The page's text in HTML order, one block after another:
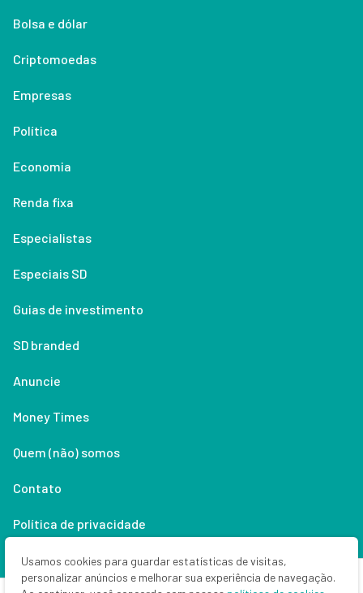
Bolsa e dólar
Criptomoedas
Empresas
Política
Economia
Renda fixa
Especialistas
Especiais SD
Guias de investimento
SD branded
Anuncie
Money Times
Quem (não) somos
Contato
Política de privacidade
Lifestyle
Usamos cookies para guardar estatísticas de visitas,
personalizar anúncios e melhorar sua experiência de navegação.